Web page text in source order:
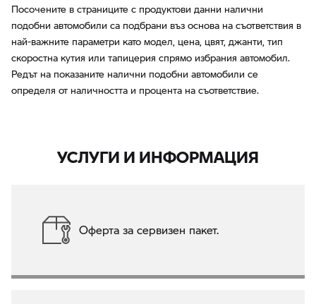
Посочените в страниците с продуктови данни налични
подобни автомобили са подбрани въз основа на съответствия в
най-важните параметри като модел, цена, цвят, джанти, тип
скоростна кутия или тапицерия спрямо избрания автомобил.
Редът на показаните налични подобни автомобили се
определя от наличността и процента на съответствие.
УСЛУГИ И ИНФОРМАЦИЯ
Оферта за сервизен пакет.